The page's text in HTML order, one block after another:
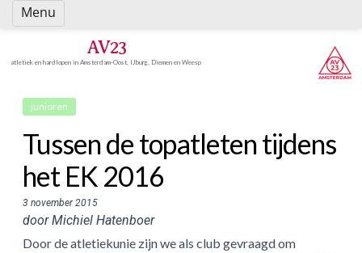
Spring
naar
AV23
atletiek en hardlopen in Amsterdam-Oost, IJburg, Diemen en Weesp
junioren
Tussen de topatleten tijdens
het EK 2016
3 november 2015
door Michiel Hatenboer
Door de atletiekunie zijn we als club gevraagd om
Menu